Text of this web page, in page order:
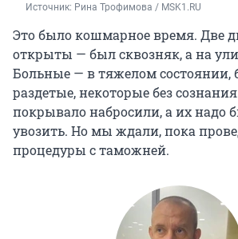
Источник: Рина Трофимова / MSK1.RU
Это было кошмарное время. Две
открыты — был сквозняк, а на
Больные — в тяжелом состоянии,
раздетые, некоторые без
покрывало набросили, а их надо
увозить. Но мы ждали, пока
процедуры с таможней.